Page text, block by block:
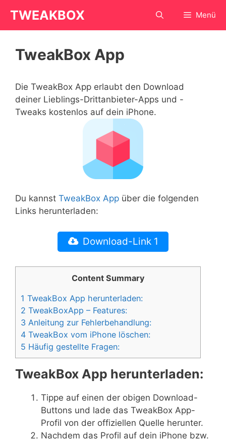
Inhalt
springen
TWEAKBOX Menü
TweakBox App
Die TweakBox App erlaubt den Download
deiner Lieblings-Drittanbieter-Apps und -
Tweaks kostenlos auf dein iPhone.
Du kannst TweakBox App über die folgenden
Links herunterladen:
Download-Link 1
Content Summary
1 TweakBox App herunterladen:
2 TweakBoxApp – Features:
3 Anleitung zur Fehlerbehandlung:
4 TweakBox vom iPhone löschen:
5 Häufig gestellte Fragen:
TweakBox App herunterladen:
Tippe auf einen der obigen Download-
Buttons und lade das TweakBox App-
Profil von der offiziellen Quelle herunter.
Nachdem das Profil auf dein iPhone bzw.